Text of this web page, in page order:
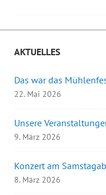
AKTUELLES
Das war das
22. Mai 2026
Unsere
9. März 2026
Konzert am
8. März 2026